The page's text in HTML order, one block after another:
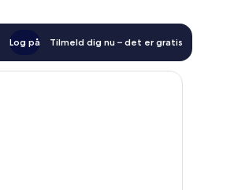
Log på Tilmeld dig nu – det er gratis